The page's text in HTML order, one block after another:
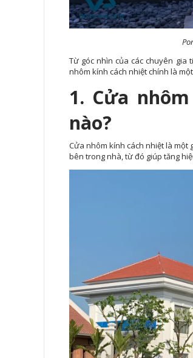
Từ góc nhìn của các chuyên gia
nhôm kính cách nhiệt chính là
1. Cửa
nào?
Cửa nhôm kính cách nhiệt là một
bên trong nhà, từ đó giúp tăng